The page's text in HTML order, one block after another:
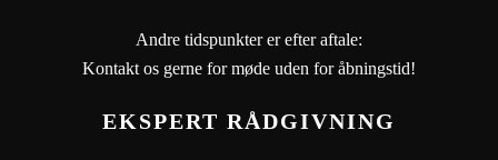
Andre tidspunkter er efter aftale:
Kontakt os gerne for møde uden for åbningstid!
EKSPERT RÅDGIVNING